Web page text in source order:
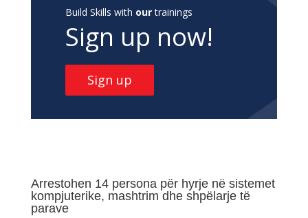
Build Skills with ourtrainings
Sign up now!
Sign up
Arrestohen 14 persona për hyrje në sistemet
kompjuterike, mashtrim dhe shpëlarje të
parave